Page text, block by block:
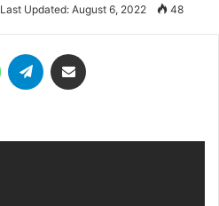
Last Updated: August 6, 2022 48